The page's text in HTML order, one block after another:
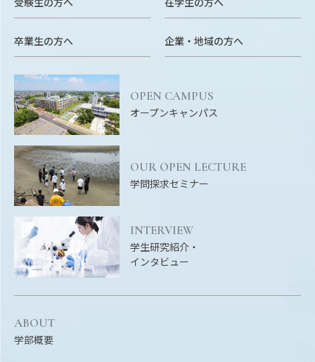
〒514-8507 三重県津市栗真町屋町1577
サイトマップ
お問い合わせ
交通案内
キャンパスマップ
保護者の方へ
Facebook
X YouTube
卒業生の方へ 企業・地域の方へ
OPEN CAMPUS
オープンキャンパス
OUR OPEN LECTURE
学問探求セミナー
INTERVIEW
学生研究紹介・
インタビュー
ABOUT
学部概要